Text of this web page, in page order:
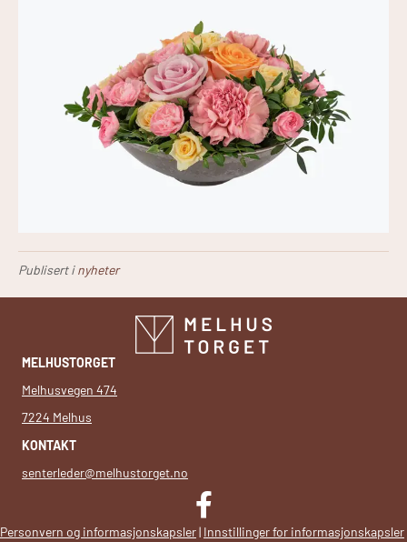
Publisert inyheter
MELHUSTORGET
Melhusvegen 474
7224 Melhus
KONTAKT
senterleder@melhustorget.no
Facebook
Personvern og informasjonskapsler| Innstillinger for informasjonskapsler